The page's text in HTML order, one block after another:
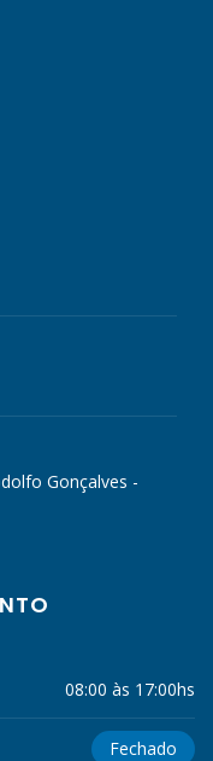
Gonçalves -
08:00 às 17:00hs
Fechado